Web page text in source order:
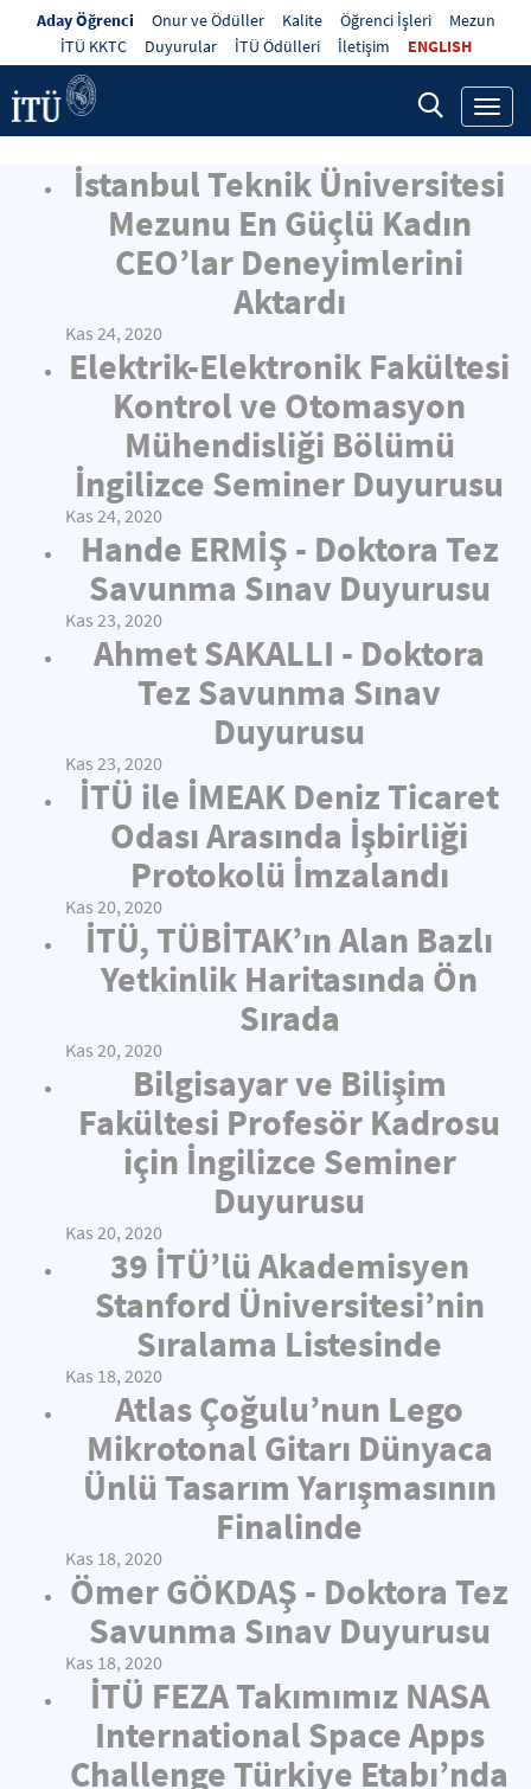
Aday Öğrenci Onur ve Ödüller Kalite Öğrenci İşleri
Mezun
İTÜ KKTC
Duyurular İTÜ Ödülleri İletişim ENGLISH
İstanbul Teknik Üniversitesi
Mezunu En Güçlü Kadın
CEO’lar Deneyimlerini
Aktardı
Kas 24, 2020
Elektrik-Elektronik Fakültesi
Kontrol ve Otomasyon
Mühendisliği Bölümü
İngilizce Seminer Duyurusu
Kas 24, 2020
Hande ERMİŞ - Doktora Tez
Savunma Sınav Duyurusu
Kas 23, 2020
Ahmet SAKALLI - Doktora
Tez Savunma Sınav
Duyurusu
Kas 23, 2020
İTÜ ile İMEAK Deniz Ticaret
Odası Arasında İşbirliği
Protokolü İmzalandı
Kas 20, 2020
İTÜ, TÜBİTAK’ın Alan Bazlı
Yetkinlik Haritasında Ön
Sırada
Kas 20, 2020
Bilgisayar ve Bilişim
Fakültesi Profesör Kadrosu
için İngilizce Seminer
Duyurusu
Kas 20, 2020
39 İTÜ’lü Akademisyen
Stanford Üniversitesi’nin
Sıralama Listesinde
Kas 18, 2020
Atlas Çoğulu’nun Lego
Mikrotonal Gitarı Dünyaca
Ünlü Tasarım Yarışmasının
Finalinde
Kas 18, 2020
Ömer GÖKDAŞ - Doktora Tez
Savunma Sınav Duyurusu
Kas 18, 2020
İTÜ FEZA Takımımız NASA
International Space Apps
Challenge Türkiye Etabı’nda